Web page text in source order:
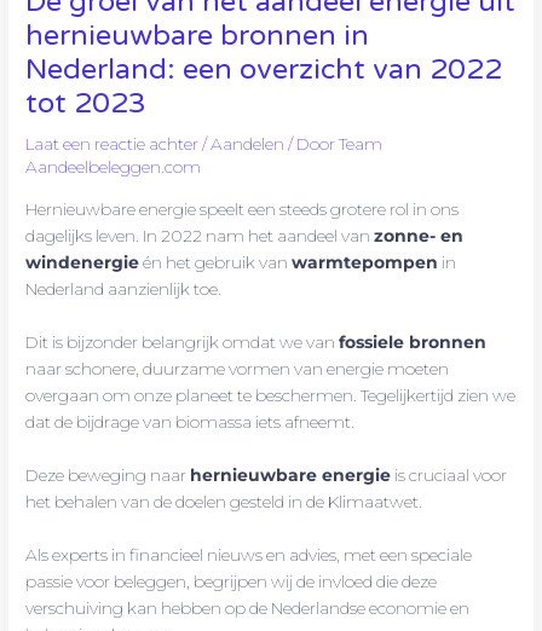
hernieuwbare bronnen in
Nederland: een overzicht van 2022
tot 2023
Laat een reactie achter/Aandelen / DoorTeam
Aandeelbeleggen.com
Hernieuwbare energie speelt een steeds grotere rol in ons
dagelijks leven. In 2022 nam het aandeel vanzonne- en
windenergieén het gebruik vanwarmtepompen in
Nederland aanzienlijk toe.
Dit is bijzonder belangrijk omdat we vanfossiele bronnen
naar schonere, duurzame vormen van energie moeten
overgaan om onze planeet te beschermen. Tegelijkertijd zien we
dat de bijdrage van biomassa iets afneemt.
Deze beweging naar hernieuwbare energie is cruciaal voor
het behalen van de doelen gesteld in de Klimaatwet.
Als experts in financieel nieuws en advies, met een speciale
passie voor beleggen, begrijpen wij de invloed die deze
verschuiving kan hebben op de Nederlandse economie en